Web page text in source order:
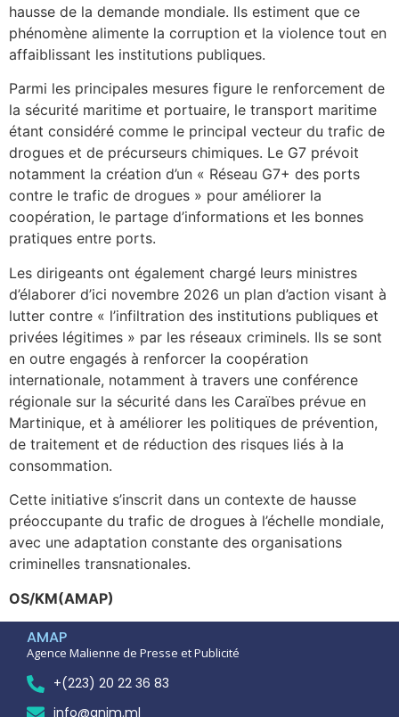
hausse de la demande mondiale. Ils estiment que ce
phénomène alimente la corruption et la violence tout en
affaiblissant les institutions publiques.
Parmi les principales mesures figure le renforcement de
la sécurité maritime et portuaire, le transport maritime
étant considéré comme le principal vecteur du trafic de
drogues et de précurseurs chimiques. Le G7 prévoit
notamment la création d’un « Réseau G7+ des ports
contre le trafic de drogues » pour améliorer la
coopération, le partage d’informations et les bonnes
pratiques entre ports.
Les dirigeants ont également chargé leurs ministres
d’élaborer d’ici novembre 2026 un plan d’action visant à
lutter contre « l’infiltration des institutions publiques et
privées légitimes » par les réseaux criminels. Ils se sont
en outre engagés à renforcer la coopération
internationale, notamment à travers une conférence
régionale sur la sécurité dans les Caraïbes prévue en
Martinique, et à améliorer les politiques de prévention,
de traitement et de réduction des risques liés à la
consommation.
Cette initiative s’inscrit dans un contexte de hausse
préoccupante du trafic de drogues à l’échelle mondiale,
avec une adaptation constante des organisations
criminelles transnationales.
OS/KM(AMAP)
AMAP
Agence Malienne de Presse et Publicité
+(223) 20 22 36 83
info@anim.ml